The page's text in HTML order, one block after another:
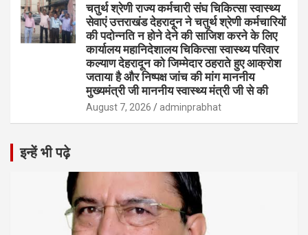
चतुर्थ श्रेणी राज्य कर्मचारी संघ चिकित्सा स्वास्थ्य
सेवाएं उत्तराखंड देहरादून ने चतुर्थ श्रेणी कर्मचारियों
की पदोन्नति न होने देने की साजिश करने के लिए
कार्यालय महानिदेशालय चिकित्सा स्वास्थ्य परिवार
कल्याण देहरादून को जिम्मेदार ठहराते हुए आक्रोश
जताया है और निष्पक्ष जांच की मांग माननीय
मुख्यमंत्री जी माननीय स्वास्थ्य मंत्री जी से की
August 7, 2026 adminprabhat
इन्हें भी पढ़े